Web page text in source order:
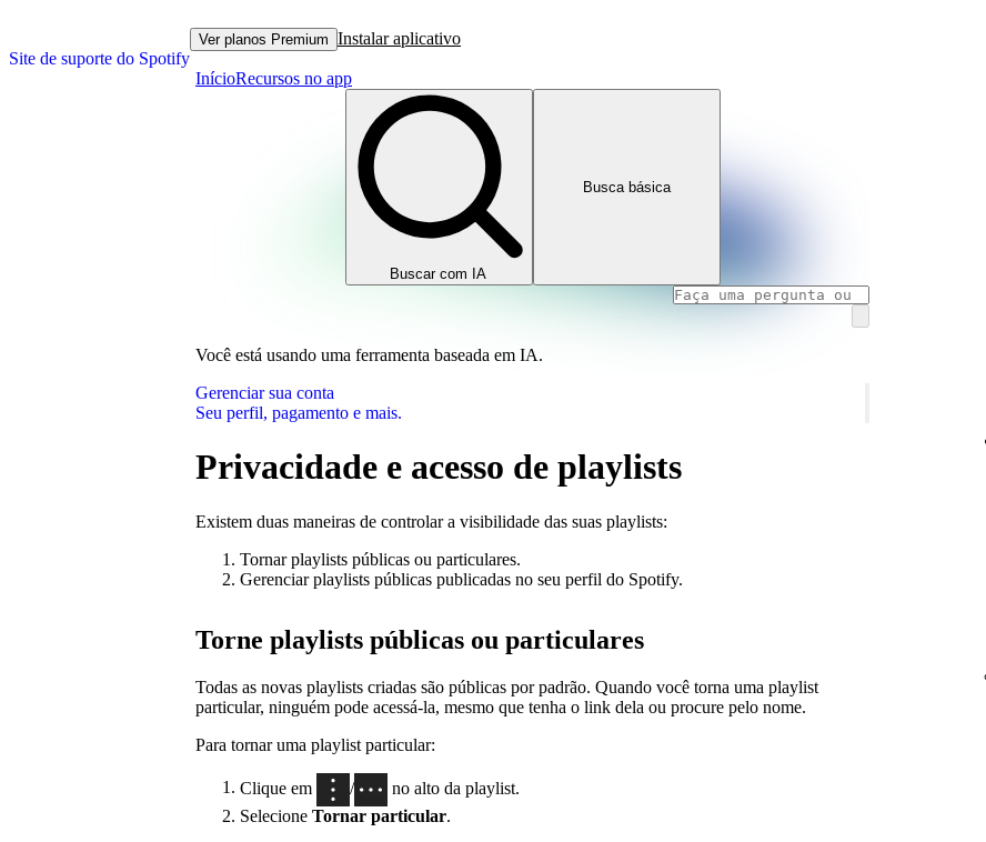
Site de suporte do Spotify
Ver planos Premium Instalar aplicativo
InícioRecursos no app
Buscar com IA
Busca básica
Você está usando uma ferramenta baseada em IA.
Gerenciar sua conta
Seu perfil, pagamento e mais.
Privacidade e acesso de playlists
Existem duas maneiras de controlar a visibilidade das suas playlists:
Tornar playlists públicas ou particulares.
Gerenciar playlists públicas publicadas no seu perfil do Spotify.
Torne playlists públicas ou particulares
Todas as novas playlists criadas são públicas por padrão. Quando você torna uma playlist
particular, ninguém pode acessá-la, mesmo que tenha o link dela ou procure pelo nome.
Para tornar uma playlist particular:
Clique em /
no alto da playlist.
Selecione Tornar particular.